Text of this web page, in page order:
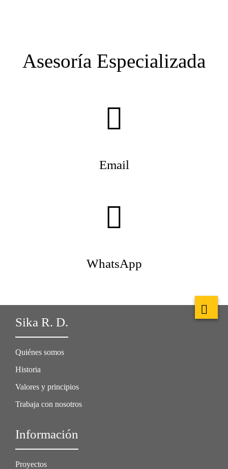
Asesoría Especializada
Email
WhatsApp
Sika R. D.
Quiénes somos
Historia
Valores y principios
Trabaja con nosotros
Información
Proyectos